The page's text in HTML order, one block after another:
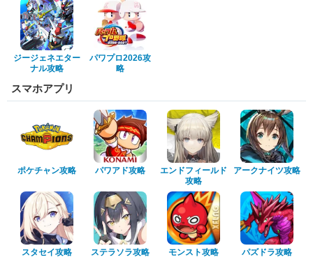
ジージェネエター
ナル攻略
パワプロ2026攻
略
スマホアプリ
ポケチャン攻略 パワアド攻略
エンドフィールド
攻略
アークナイツ攻略
スタセイ攻略 ステラソラ攻略 モンスト攻略 パズドラ攻略